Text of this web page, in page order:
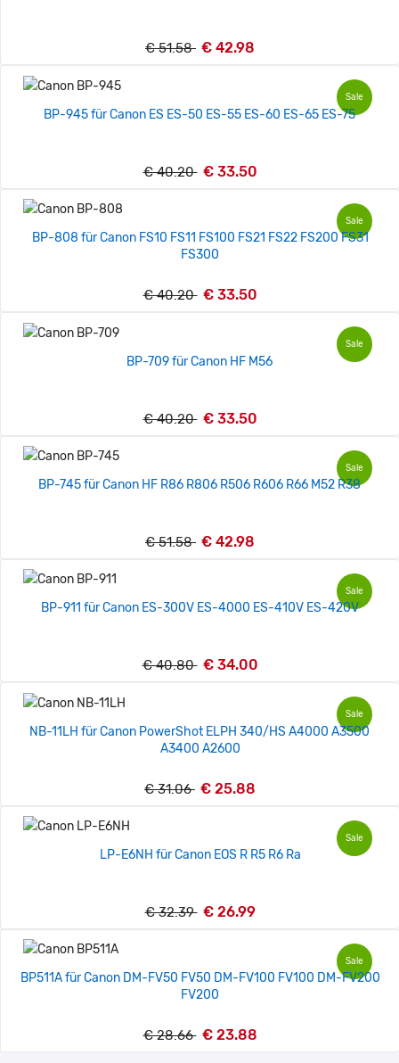
€ 51.58 € 42.98
Sale
BP-945 für Canon ES ES-50 ES-55 ES-60 ES-65 ES-75
€ 40.20 € 33.50
Sale
BP-808 für Canon FS10 FS11 FS100 FS21 FS22 FS200 FS31
FS300
€ 40.20 € 33.50
Sale
BP-709 für Canon HF M56
€ 40.20 € 33.50
Sale
BP-745 für Canon HF R86 R806 R506 R606 R66 M52 R38
€ 51.58 € 42.98
Sale
BP-911 für Canon ES-300V ES-4000 ES-410V ES-420V
€ 40.80 € 34.00
Sale
NB-11LH für Canon PowerShot ELPH 340/HS A4000 A3500
A3400 A2600
€ 31.06 € 25.88
Sale
LP-E6NH für Canon EOS R R5 R6 Ra
€ 32.39 € 26.99
Sale
BP511A für Canon DM-FV50 FV50 DM-FV100 FV100 DM-FV200
FV200
€ 28.66 € 23.88